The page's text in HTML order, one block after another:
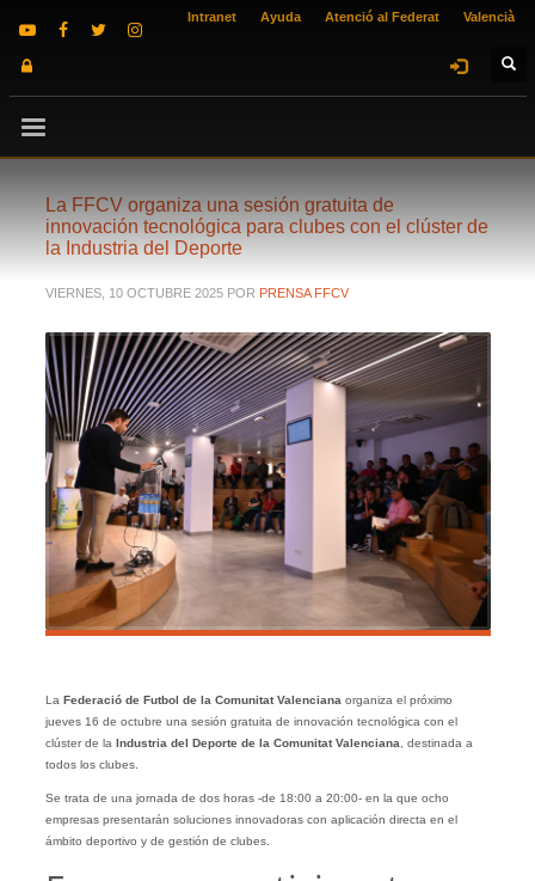
Intranet Ayuda Atenció al Federat Valencià
La FFCV organiza una sesión gratuita de
innovación tecnológica para clubes con el clúster de
la Industria del Deporte
VIERNES, 10 OCTUBRE 2025 POR PRENSA FFCV
La Federació de Futbol de la Comunitat Valenciana organiza el próximo
jueves 16 de octubre una sesión gratuita de innovación tecnológica con el
clúster de la Industria del Deporte de la Comunitat Valenciana , destinada a
todos los clubes.
Se trata de una jornada de dos horas -de 18:00 a 20:00- en la que ocho
empresas presentarán soluciones innovadoras con aplicación directa en el
ámbito deportivo y de gestión de clubes.